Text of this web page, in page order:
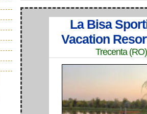
La Bisa
Vacation
Trecenta (RO)